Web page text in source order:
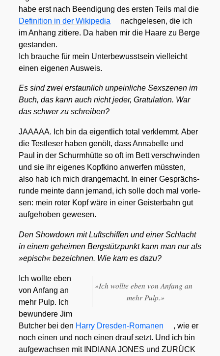
habe erst nach Been­di­gung des ers­ten Teils mal die
Defi­ni­ti­on in der Wiki­pe­dia
nach­ge­le­sen, die ich
im Anhang zitie­re. Da haben mir die Haa­re zu Ber­ge
gestan­den.
Ich brau­che für mein Unter­be­wusst­sein viel­leicht
einen eige­nen Aus­weis.
Es sind zwei erstaun­lich unpein­li­che Sex­sze­nen im
Buch, das kann auch nicht jeder, Gra­tu­la­ti­on. War
das schwer zu schrei­ben?
JAAAAA. Ich bin da eigent­lich total ver­klemmt. Aber
die Test­le­ser haben gen­ölt, dass Anna­bel­le und
Paul in der Schurm­hüt­te so oft im Bett ver­schwin­den
und sie ihr eige­nes Kopf­ki­no anwer­fen müss­ten,
also hab ich mich dran­ge­macht. In einer Gesprächs­
run­de mein­te dann jemand, ich sol­le doch mal vor­le­
sen: mein roter Kopf wäre in einer Geis­ter­bahn gut
auf­ge­ho­ben gewe­sen.
Den Show­down mit Luft­schif­fen und einer Schlacht
in einem gehei­men Berg­stütz­punkt kann man nur als
»episch« bezeich­nen. Wie kam es dazu?
»Ich woll­te eben von Anfang an
mehr Pulp.»
Ich woll­te eben
von Anfang an
mehr Pulp. Ich
bewun­de­re Jim
But­cher bei den Har­ry Dres­den-Roma­nen
, wie er
noch einen und noch einen drauf setzt. Und ich bin
auf­ge­wach­sen mit INDIANA JONES und ZURÜCK